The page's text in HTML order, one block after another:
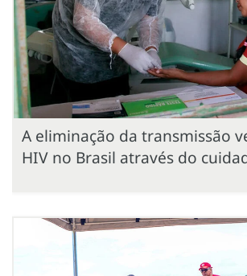
A eliminação da transmissão
HIV no Brasil através do